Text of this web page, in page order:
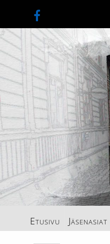
Etusivu Jäsenasiat